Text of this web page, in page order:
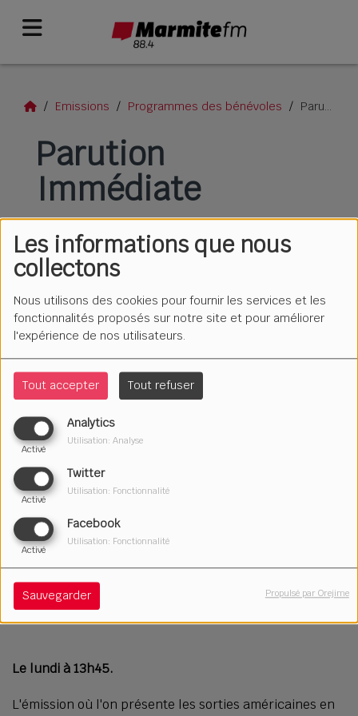
Les informations que nous
collectons
Nous utilisons des cookies pour fournir les services et les
fonctionnalités proposés sur notre site et pour améliorer
l'expérience de nos utilisateurs.
Tout accepter Tout refuser
Analytics
Activé
Utilisation: Analyse
Twitter
Activé
Utilisation: Fonctionnalité
Facebook
Activé
Utilisation: Fonctionnalité
Sauvegarder Propulsé par Orejime
Emissions Programmes des bénévoles Parution Immédiate
Parution
Immédiate
Le lundi à 13h45.
L'émission où l'on présente les sorties américaines en